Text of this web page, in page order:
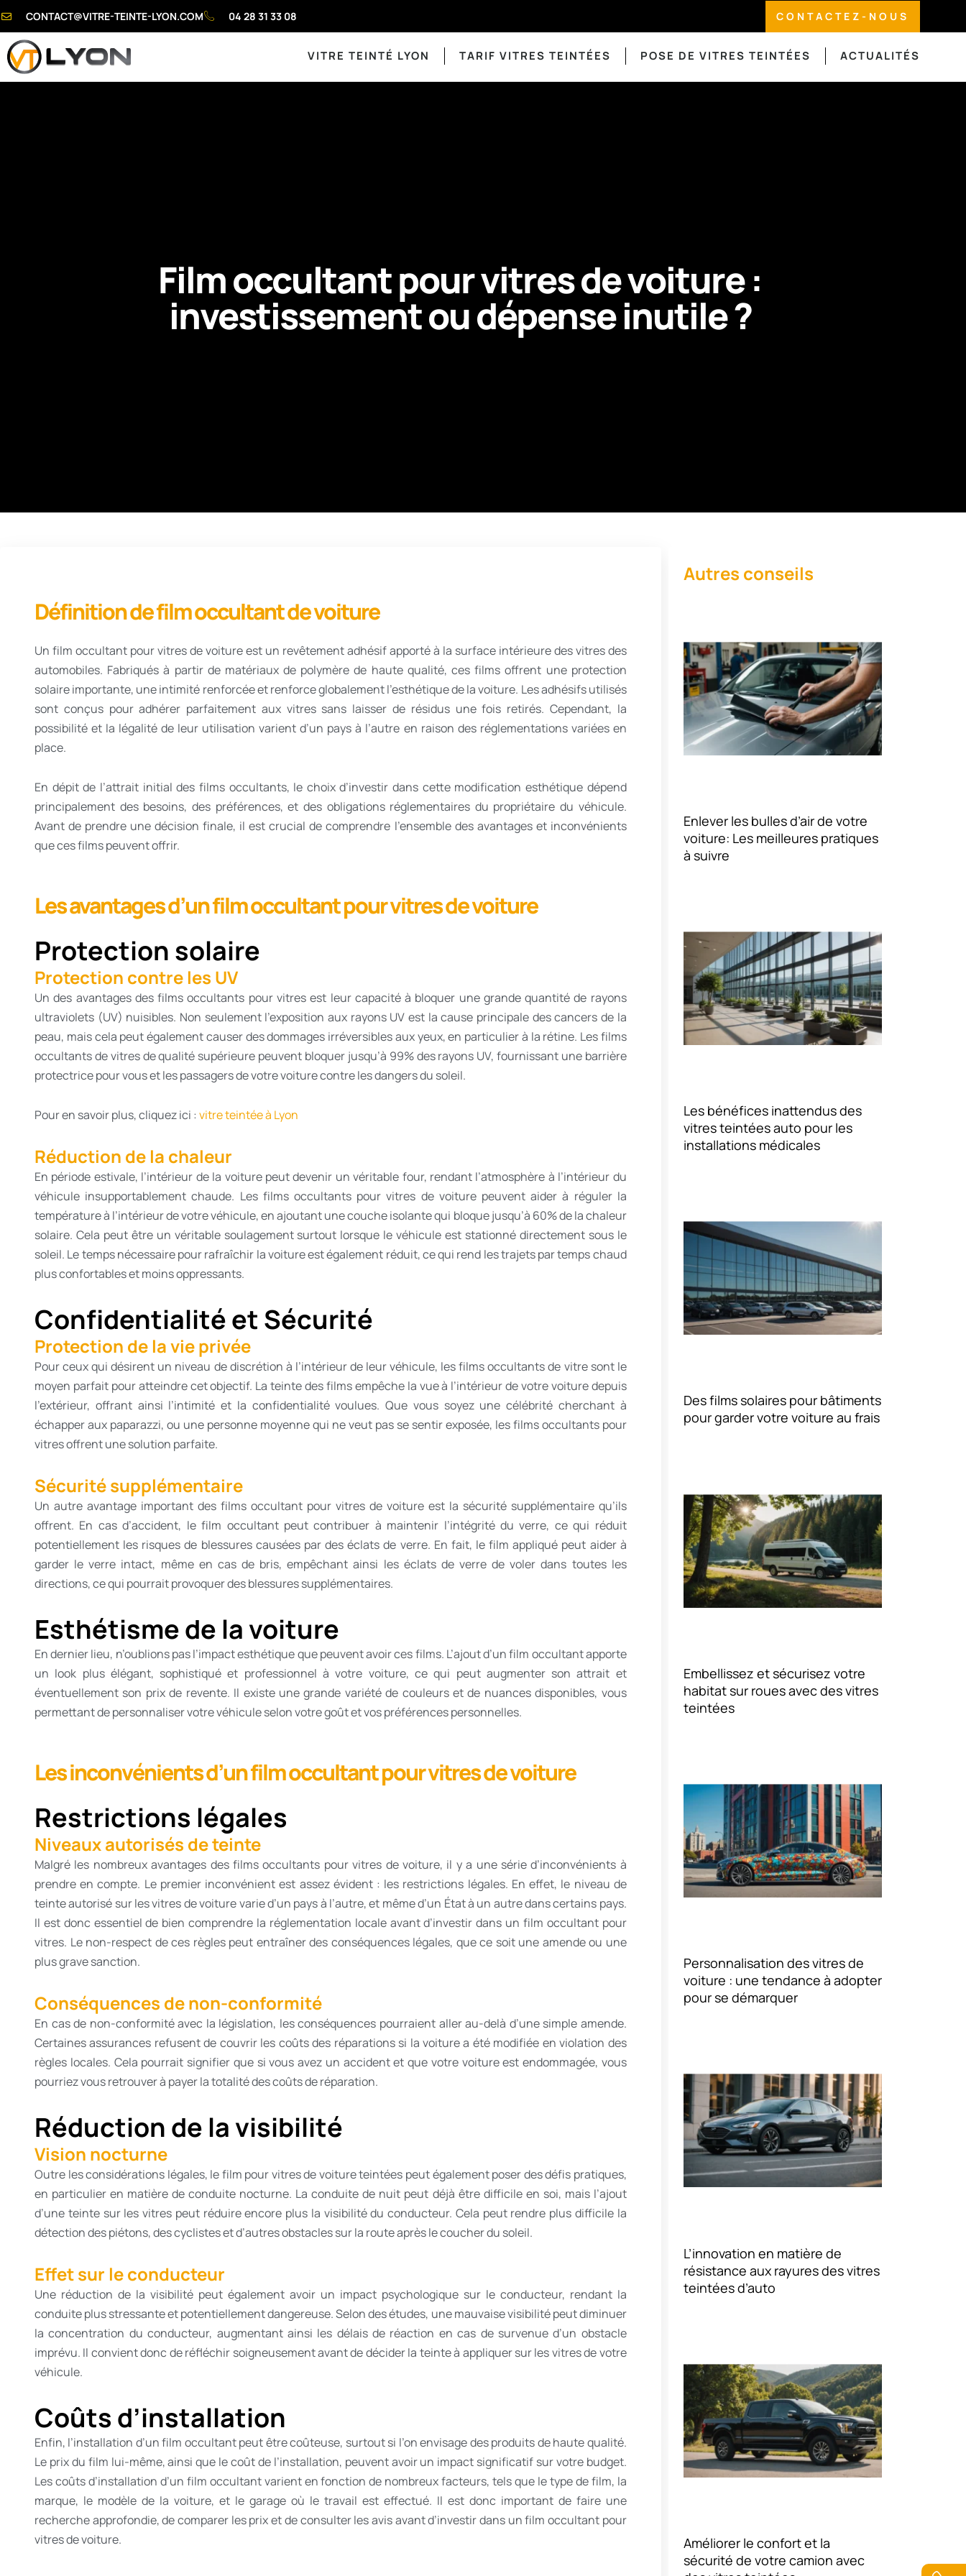
CONTACT@VITRE-TEINTE-LYON.COM 04 28 31 33 08 CONTACTEZ-NOUS
VITRE TEINTÉ LYON TARIF VITRES TEINTÉES POSE DE VITRES TEINTÉES ACTUALITÉS
Film occultant pour vitres de voiture :
investissement ou dépense inutile ?
Définition de film occultant de voiture
Un film occultant pour vitres de voiture est un revêtement adhésif apporté à la surface intérieure des vitres des
automobiles. Fabriqués à partir de matériaux de polymère de haute qualité, ces films offrent une protection
solaire importante, une intimité renforcée et renforce globalement l’esthétique de la voiture. Les adhésifs utilisés
sont conçus pour adhérer parfaitement aux vitres sans laisser de résidus une fois retirés. Cependant, la
possibilité et la légalité de leur utilisation varient d’un pays à l’autre en raison des réglementations variées en
place.
En dépit de l’attrait initial des films occultants, le choix d’investir dans cette modification esthétique dépend
principalement des besoins, des préférences, et des obligations réglementaires du propriétaire du véhicule.
Avant de prendre une décision finale, il est crucial de comprendre l’ensemble des avantages et inconvénients
que ces films peuvent offrir.
Les avantages d’un film occultant pour vitres de voiture
Protection solaire
Protection contre les UV
Un des avantages des films occultants pour vitres est leur capacité à bloquer une grande quantité de rayons
ultraviolets (UV) nuisibles. Non seulement l’exposition aux rayons UV est la cause principale des cancers de la
peau, mais cela peut également causer des dommages irréversibles aux yeux, en particulier à la rétine. Les films
occultants de vitres de qualité supérieure peuvent bloquer jusqu’à 99% des rayons UV, fournissant une barrière
protectrice pour vous et les passagers de votre voiture contre les dangers du soleil.
Pour en savoir plus, cliquez ici : vitre teintée à Lyon
Réduction de la chaleur
En période estivale, l’intérieur de la voiture peut devenir un véritable four, rendant l’atmosphère à l’intérieur du
véhicule insupportablement chaude. Les films occultants pour vitres de voiture peuvent aider à réguler la
température à l’intérieur de votre véhicule, en ajoutant une couche isolante qui bloque jusqu’à 60% de la chaleur
solaire. Cela peut être un véritable soulagement surtout lorsque le véhicule est stationné directement sous le
soleil. Le temps nécessaire pour rafraîchir la voiture est également réduit, ce qui rend les trajets par temps chaud
plus confortables et moins oppressants.
Confidentialité et Sécurité
Protection de la vie privée
Pour ceux qui désirent un niveau de discrétion à l’intérieur de leur véhicule, les films occultants de vitre sont le
moyen parfait pour atteindre cet objectif. La teinte des films empêche la vue à l’intérieur de votre voiture depuis
l’extérieur, offrant ainsi l’intimité et la confidentialité voulues. Que vous soyez une célébrité cherchant à
échapper aux paparazzi, ou une personne moyenne qui ne veut pas se sentir exposée, les films occultants pour
vitres offrent une solution parfaite.
Sécurité supplémentaire
Un autre avantage important des films occultant pour vitres de voiture est la sécurité supplémentaire qu’ils
offrent. En cas d’accident, le film occultant peut contribuer à maintenir l’intégrité du verre, ce qui réduit
potentiellement les risques de blessures causées par des éclats de verre. En fait, le film appliqué peut aider à
garder le verre intact, même en cas de bris, empêchant ainsi les éclats de verre de voler dans toutes les
directions, ce qui pourrait provoquer des blessures supplémentaires.
Esthétisme de la voiture
En dernier lieu, n’oublions pas l’impact esthétique que peuvent avoir ces films. L’ajout d’un film occultant apporte
un look plus élégant, sophistiqué et professionnel à votre voiture, ce qui peut augmenter son attrait et
éventuellement son prix de revente. Il existe une grande variété de couleurs et de nuances disponibles, vous
permettant de personnaliser votre véhicule selon votre goût et vos préférences personnelles.
Les inconvénients d’un film occultant pour vitres de voiture
Restrictions légales
Niveaux autorisés de teinte
Malgré les nombreux avantages des films occultants pour vitres de voiture, il y a une série d’inconvénients à
prendre en compte. Le premier inconvénient est assez évident : les restrictions légales. En effet, le niveau de
teinte autorisé sur les vitres de voiture varie d’un pays à l’autre, et même d’un État à un autre dans certains pays.
Il est donc essentiel de bien comprendre la réglementation locale avant d’investir dans un film occultant pour
vitres. Le non-respect de ces règles peut entraîner des conséquences légales, que ce soit une amende ou une
plus grave sanction.
Conséquences de non-conformité
En cas de non-conformité avec la législation, les conséquences pourraient aller au-delà d’une simple amende.
Certaines assurances refusent de couvrir les coûts des réparations si la voiture a été modifiée en violation des
règles locales. Cela pourrait signifier que si vous avez un accident et que votre voiture est endommagée, vous
pourriez vous retrouver à payer la totalité des coûts de réparation.
Réduction de la visibilité
Vision nocturne
Outre les considérations légales, le film pour vitres de voiture teintées peut également poser des défis pratiques,
en particulier en matière de conduite nocturne. La conduite de nuit peut déjà être difficile en soi, mais l’ajout
d’une teinte sur les vitres peut réduire encore plus la visibilité du conducteur. Cela peut rendre plus difficile la
détection des piétons, des cyclistes et d’autres obstacles sur la route après le coucher du soleil.
Effet sur le conducteur
Une réduction de la visibilité peut également avoir un impact psychologique sur le conducteur, rendant la
conduite plus stressante et potentiellement dangereuse. Selon des études, une mauvaise visibilité peut diminuer
la concentration du conducteur, augmentant ainsi les délais de réaction en cas de survenue d’un obstacle
imprévu. Il convient donc de réfléchir soigneusement avant de décider la teinte à appliquer sur les vitres de votre
véhicule.
Coûts d’installation
Enfin, l’installation d’un film occultant peut être coûteuse, surtout si l’on envisage des produits de haute qualité.
Le prix du film lui-même, ainsi que le coût de l’installation, peuvent avoir un impact significatif sur votre budget.
Les coûts d’installation d’un film occultant varient en fonction de nombreux facteurs, tels que le type de film, la
marque, le modèle de la voiture, et le garage où le travail est effectué. Il est donc important de faire une
recherche approfondie, de comparer les prix et de consulter les avis avant d’investir dans un film occultant pour
vitres de voiture.
Autres conseils
Enlever les bulles d’air de votre
voiture: Les meilleures pratiques
à suivre
Les bénéfices inattendus des
vitres teintées auto pour les
installations médicales
Des films solaires pour bâtiments
pour garder votre voiture au frais
Embellissez et sécurisez votre
habitat sur roues avec des vitres
teintées
Personnalisation des vitres de
voiture : une tendance à adopter
pour se démarquer
L’innovation en matière de
résistance aux rayures des vitres
teintées d’auto
Améliorer le confort et la
sécurité de votre camion avec